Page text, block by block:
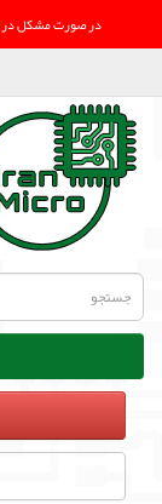
در صورت مشکل در